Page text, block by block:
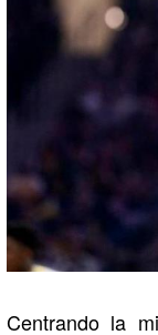
Centrando la